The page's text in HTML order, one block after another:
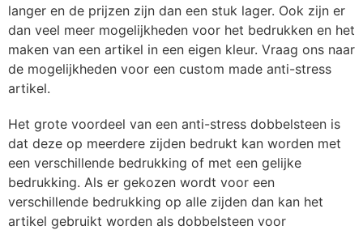
langer en de prijzen zijn dan een stuk lager. Ook zijn er
dan veel meer mogelijkheden voor het bedrukken en het
maken van een artikel in een eigen kleur. Vraag ons naar
de mogelijkheden voor een custom made anti-stress
artikel.
Het grote voordeel van een anti-stress dobbelsteen is
dat deze op meerdere zijden bedrukt kan worden met
een verschillende bedrukking of met een gelijke
bedrukking. Als er gekozen wordt voor een
verschillende bedrukking op alle zijden dan kan het
artikel gebruikt worden als dobbelsteen voor